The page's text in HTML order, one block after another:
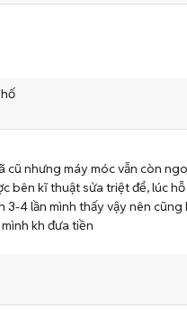
nhưng máy móc vẫn còn
bên kĩ thuật sửa triệt để, lúc
3-4 lần mình thấy vậy nên cũng
kh đưa tiền